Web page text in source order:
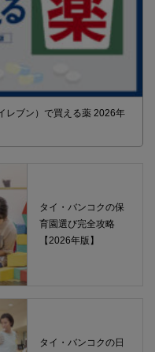
レブン）で買える薬 2026年
タイ・バンコクの保
育園選び完全攻略
【2026年版】
タイ・バンコクの日